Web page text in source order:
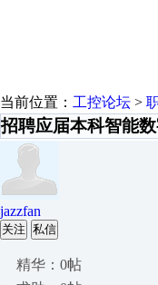
当前位置： 工控论坛 >
招聘应届本科智能
jazzfan
关注 私信
精华：0帖